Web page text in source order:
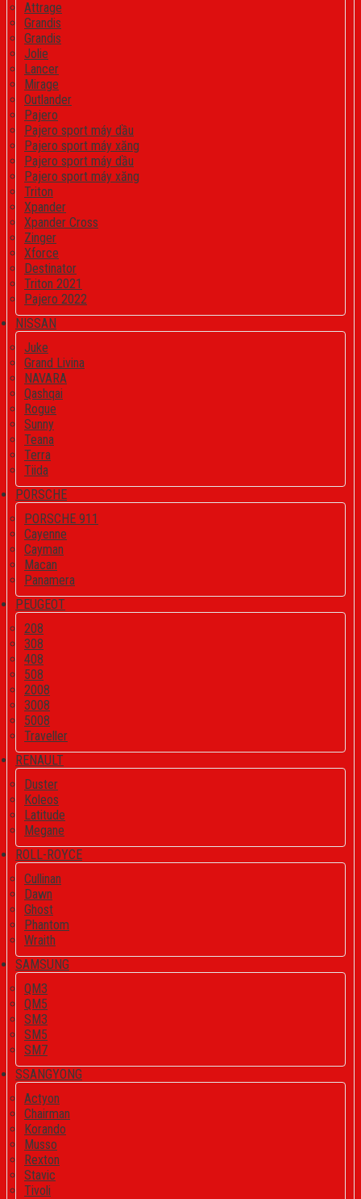
Attrage
Grandis
Grandis
Jolie
Lancer
Mirage
Outlander
Pajero
Pajero sport máy dầu
Pajero sport máy xăng
Pajero sport máy dầu
Pajero sport máy xăng
Triton
Xpander
Xpander Cross
Zinger
Xforce
Destinator
Triton 2021
Pajero 2022
NISSAN
Juke
Grand Livina
NAVARA
Qashqai
Rogue
Sunny
Teana
Terra
Tiida
PORSCHE
PORSCHE 911
Cayenne
Cayman
Macan
Panamera
PEUGEOT
208
308
408
508
2008
3008
5008
Traveller
RENAULT
Duster
Koleos
Latitude
Megane
ROLL-ROYCE
Cullinan
Dawn
Ghost
Phantom
Wraith
SAMSUNG
QM3
QM5
SM3
SM5
SM7
SSANGYONG
Actyon
Chairman
Korando
Musso
Rexton
Stavic
Tivoli